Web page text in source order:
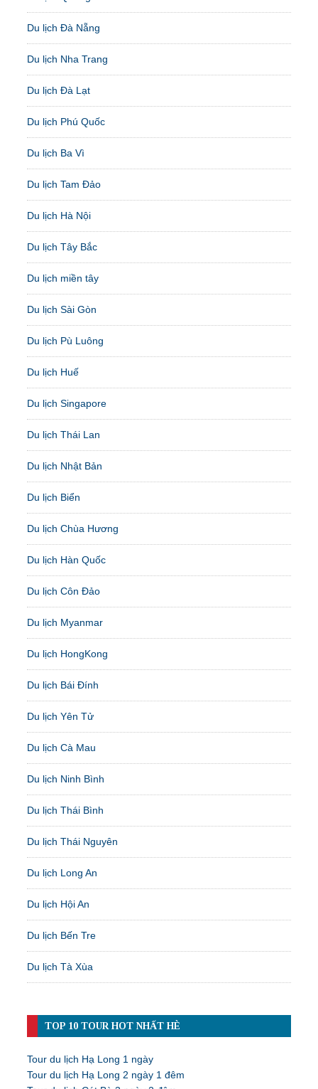
Du lịch Đà Nẵng
Du lịch Nha Trang
Du lịch Đà Lạt
Du lịch Phú Quốc
Du lịch Ba Vì
Du lịch Tam Đảo
Du lịch Hà Nội
Du lịch Tây Bắc
Du lịch miền tây
Du lịch Sài Gòn
Du lịch Pù Luông
Du lịch Huế
Du lịch Singapore
Du lịch Thái Lan
Du lịch Nhật Bản
Du lịch Biển
Du lịch Chùa Hương
Du lịch Hàn Quốc
Du lịch Côn Đảo
Du lịch Myanmar
Du lịch HongKong
Du lịch Bái Đính
Du lịch Yên Tử
Du lịch Cà Mau
Du lịch Ninh Bình
Du lịch Thái Bình
Du lịch Thái Nguyên
Du lịch Long An
Du lịch Hội An
Du lịch Bến Tre
Du lịch Tà Xùa
TOP 10 TOUR HOT NHẤT HÈ
Tour du lịch Hạ Long 1 ngày
Tour du lịch Hạ Long 2 ngày 1 đêm